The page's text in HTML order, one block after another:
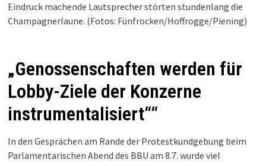
Eindruck machende Lautsprecher störten stundenlang die
Champagnerlaune. (Fotos: Fünfrocken/Hoffrogge/Piening)
„Genossenschaften werden für
Lobby-Ziele der Konzerne
instrumentalisiert““
In den Gesprächen am Rande der Protestkundgebung beim
Parlamentarischen Abend des BBU am 8.7. wurde viel